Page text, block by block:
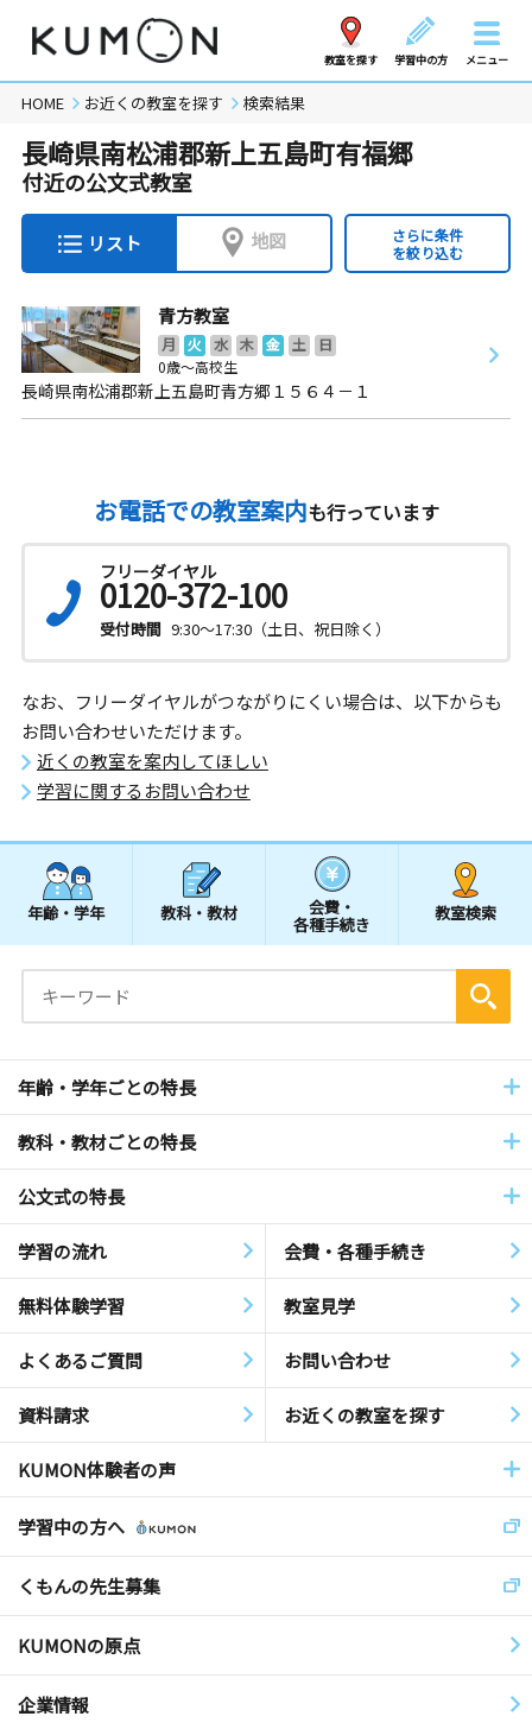
教室を探す 学習中の方 メニュー
HOME お近くの教室を探す 検索結果
長崎県南松浦郡新上五島町有福郷
付近の公文式教室
リスト 地図
さらに条件
を絞り込む
青方教室
月 火 水 木 金 土
日
0歳～高校生
長崎県南松浦郡新上五島町青方郷１５６４－１
お電話での教室案内も行っています
フリーダイヤル
0120-372-100
受付時間 9:30～17:30（土日、祝日除く）
なお、フリーダイヤルがつながりにくい場合は、以下からも
お問い合わせいただけます。
近くの教室を案内してほしい
学習に関するお問い合わせ
年齢・学年 教科・教材 会費・
各種手続き
教室検索
年齢・学年ごとの特長
教科・教材ごとの特長
公文式の特長
学習の流れ 会費・各種手続き
無料体験学習 教室見学
よくあるご質問 お問い合わせ
資料請求 お近くの教室を探す
KUMON体験者の声
学習中の方へ
くもんの先生募集
KUMONの原点
企業情報